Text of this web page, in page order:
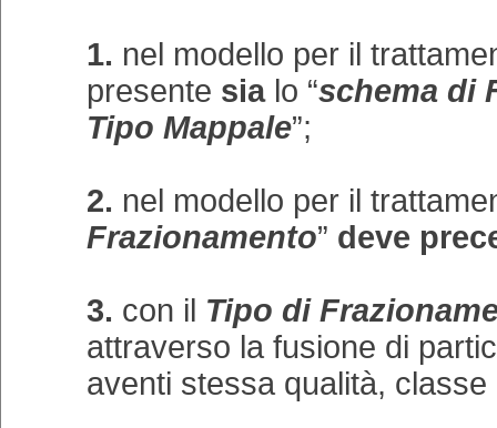
1. nel modello per il
presente sialo “schema di
Tipo Mappale”;
2. nel modello per il
Frazionamento” deve
3. con il Tipo di
attraverso la fusione di
aventi stessa qualità, classe